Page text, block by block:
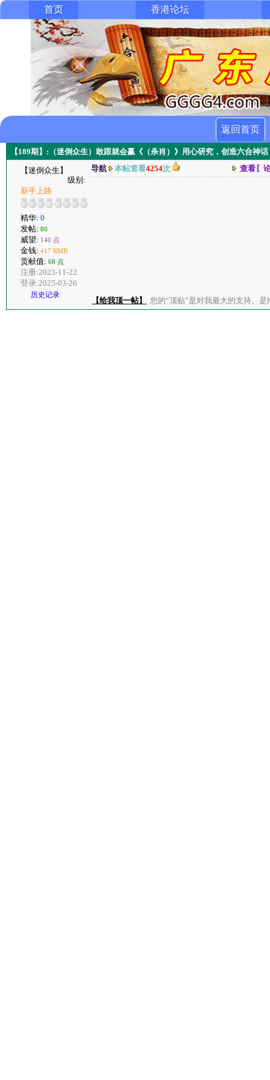
首页 香港论坛
返回首页
【189期】:（迷倒众生）敢跟就会赢《（杀肖）》用心研究，创造六合神
【迷倒众生】
级别:
新手上路
精华: 0
发帖: 80
威望: 140 点
金钱: 417 RMB
贡献值: 68 点
注册:2023-11-22
登录:2025-03-26
历史记录
导航 本帖查看4254次 查看〖
【给我顶一帖】 您的“顶贴”是对我最大的支持、